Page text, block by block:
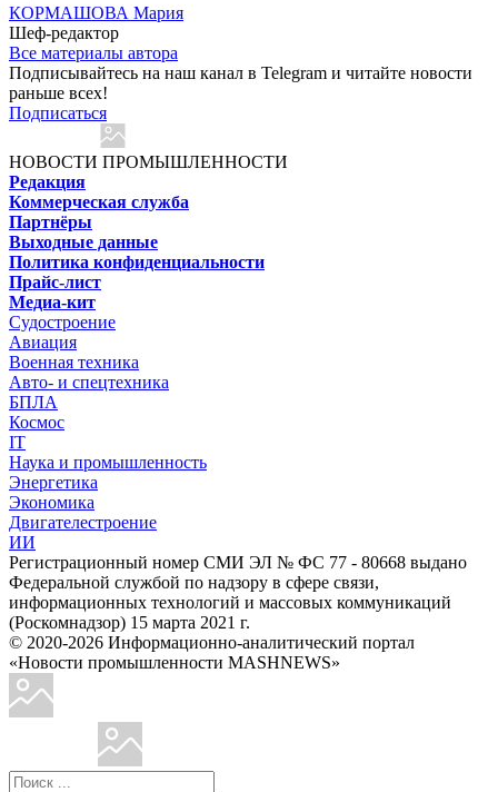
КОРМАШОВА Мария
Шеф-редактор
Все материалы автора
Подписывайтесь на наш канал в Telegram и читайте новости
раньше всех!
Подписаться
НОВОСТИ ПРОМЫШЛЕННОСТИ
Редакция
Коммерческая служба
Партнёры
Выходные данные
Политика конфиденциальности
Прайс-лист
Медиа-кит
Судостроение
Авиация
Военная техника
Авто- и спецтехника
БПЛА
Космос
IT
Наука и промышленность
Энергетика
Экономика
Двигателестроение
ИИ
Регистрационный номер СМИ ЭЛ № ФС 77 - 80668 выдано
Федеральной службой по надзору в сфере связи,
информационных технологий и массовых коммуникаций
(Роскомнадзор) 15 марта 2021 г.
© 2020-2026 Информационно-аналитический портал
«Новости промышленности MASHNEWS»